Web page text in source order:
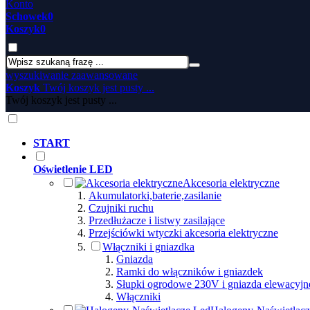
Konto
Schowek0
Koszyk0
wyszukiwanie zaawansowane
Koszyk Twój koszyk jest pusty ...
Twój koszyk jest pusty ...
START
Oświetlenie LED
Akcesoria elektryczne
Akumulatorki,baterie,zasilanie
Czujniki ruchu
Przedłużacze i listwy zasilające
Przejściówki wtyczki akcesoria elektryczne
Włączniki i gniazdka
Gniazda
Ramki do włączników i gniazdek
Słupki ogrodowe 230V i gniazda
Włączniki